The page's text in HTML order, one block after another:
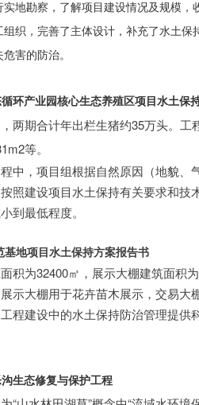
地勘察，了解项目建设情况及规模
组织，完善了主体设计，补充了水土
害的防治。
环产业园核心生态养殖区项目水土保
两期合计年出栏生猪约35万头。
等。
中，项目组根据自然原因（地貌
照建设项目水土保持有关要求和
到最低程度。
基地项目水土保持方案报告书
积为32400㎡，展示大棚建筑面积
示大棚用于花卉苗木展示，交易大
程建设中的水土保持防治管理提
生态修复与保护工程